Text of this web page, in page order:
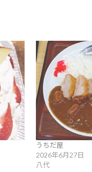
うちだ屋
2026年6月27日
八代